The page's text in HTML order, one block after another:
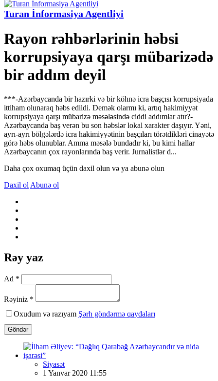
Turan İnformasiya Agentliyi
Rayon rəhbərlərinin həbsi
korrupsiyaya qarşı mübarizədə
bir addım deyil
***-Azərbaycanda bir hazırki və bir köhnə icra başçısı korrupsiyada
ittiham olunaraq həbs edildi. Demək olarmı ki, artıq hakimiyyət
korrupsiyaya qarşı mübarizə məsələsində ciddi addımlar atır?-
Azərbaycanda baş verən bu son həbslər lokal xarakter daşıyır. Yəni,
ayrı-ayrı bölgələrdə icra hakimiyyətinin başçıları törətdikləri cinayətə
görə həbs olunublar. Amma məsələ bundadır ki, bu kimi hallar
Azərbaycanın çox rayonlarında baş verir. Jurnalistlər d...
Daha çox oxumaq üçün daxil olun və ya abunə olun
Daxil ol Abunə ol
Rəy yaz
Ad *
Rəyiniz *
Oxudum və razıyam Şərh göndərmə qaydaları
Göndər
Siyasət
1 Yanvar 2020 11:55